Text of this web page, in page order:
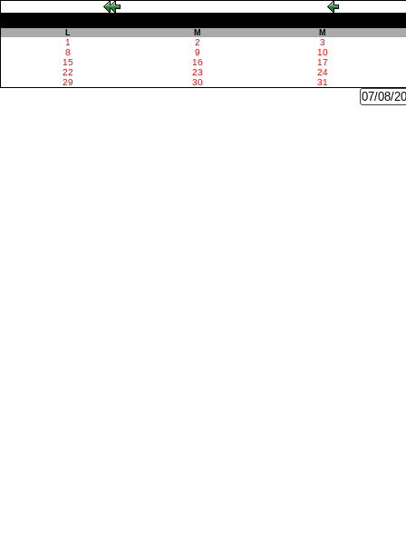
L M M
1 2
3
8
9
10
15
16
17
22
23
24
29
30 31